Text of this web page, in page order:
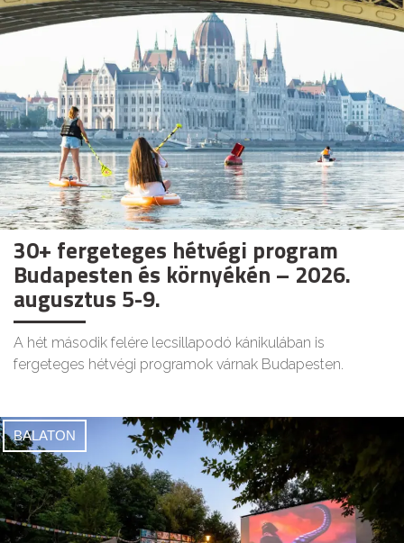
30+ fergeteges hétvégi program
Budapesten és környékén – 2026.
augusztus 5-9.
A hét második felére lecsillapodó kánikulában is
fergeteges hétvégi programok várnak Budapesten.
BALATON